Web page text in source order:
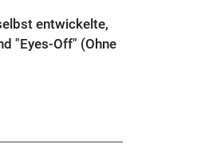
entwickelte,
"Eyes-Off" (Ohne